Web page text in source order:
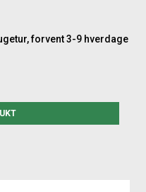
forvent 3-9 hverdage